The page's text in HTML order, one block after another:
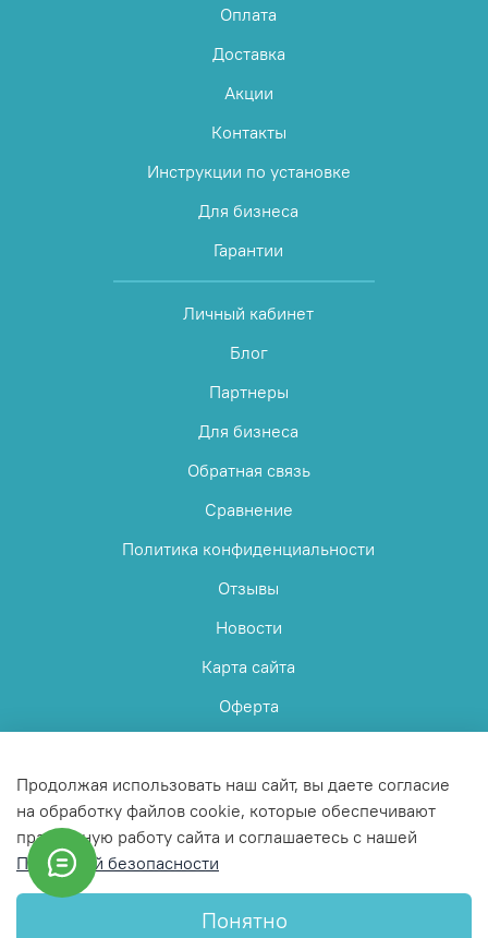
Оплата
Доставка
Акции
Контакты
Инструкции по установке
Для бизнеса
Гарантии
Личный кабинет
Блог
Партнеры
Для бизнеса
Обратная связь
Сравнение
Политика конфиденциальности
Отзывы
Новости
Карта сайта
Оферта
© 2025 Любое использование контента без письменного
разрешения запрещено
Продолжая использовать наш сайт, вы даете согласие
на обработку файлов cookie, которые обеспечивают
правильную работу сайта и соглашаетесь с нашей
Политикой безопасности
Понятно